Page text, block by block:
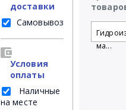
доставки
Самовывоз
Условия
оплаты
Наличные
на месте
ма...